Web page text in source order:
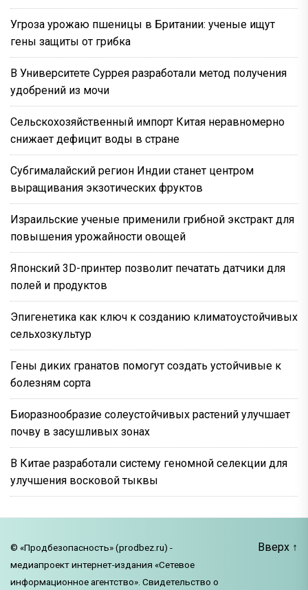
Угроза урожаю пшеницы в Британии: ученые ищут
гены защиты от грибка
В Университете Суррея разработали метод получения
удобрений из мочи
Сельскохозяйственный импорт Китая неравномерно
снижает дефицит воды в стране
Субгималайский регион Индии станет центром
выращивания экзотических фруктов
Израильские ученые применили грибной экстракт для
повышения урожайности овощей
Японский 3D-принтер позволит печатать датчики для
полей и продуктов
Эпигенетика как ключ к созданию климатоустойчивых
сельхозкультур
Гены диких гранатов помогут создать устойчивые к
болезням сорта
Биоразнообразие солеустойчивых растений улучшает
почву в засушливых зонах
В Китае разработали систему геномной селекции для
улучшения восковой тыквы
© «Продбезопасность» (prodbez.ru) -
медиапроект интернет-издания «Сетевое
информационное агентство». Свидетельство о
Вверх ↑